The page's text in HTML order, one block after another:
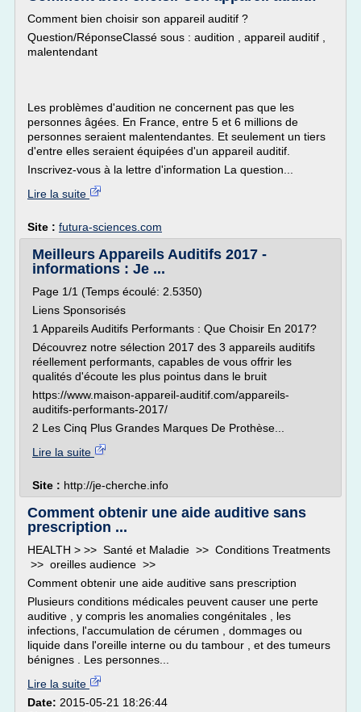
Comment bien choisir son appareil auditif ?
Question/RéponseClassé sous : audition , appareil auditif ,
malentendant
Les problèmes d'audition ne concernent pas que les
personnes âgées. En France, entre 5 et 6 millions de
personnes seraient malentendantes. Et seulement un tiers
d'entre elles seraient équipées d'un appareil auditif.
Inscrivez-vous à la lettre d'information La question...
Lire la suite
Site : futura-sciences.com
Meilleurs Appareils Auditifs 2017 -
informations : Je ...
Page 1/1 (Temps écoulé: 2.5350)
Liens Sponsorisés
1 Appareils Auditifs Performants : Que Choisir En 2017?
Découvrez notre sélection 2017 des 3 appareils auditifs
réellement performants, capables de vous offrir les
qualités d'écoute les plus pointus dans le bruit
https://www.maison-appareil-auditif.com/appareils-
auditifs-performants-2017/
2 Les Cinq Plus Grandes Marques De Prothèse...
Lire la suite
Site : http://je-cherche.info
Comment obtenir une aide auditive sans
prescription ...
HEALTH > >> Santé et Maladie >> Conditions Treatments
>> oreilles audience >>
Comment obtenir une aide auditive sans prescription
Plusieurs conditions médicales peuvent causer une perte
auditive , y compris les anomalies congénitales , les
infections, l'accumulation de cérumen , dommages ou
liquide dans l'oreille interne ou du tambour , et des tumeurs
bénignes . Les personnes...
Lire la suite
Date: 2015-05-21 18:26:44